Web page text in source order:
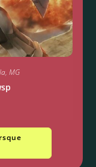
, MG